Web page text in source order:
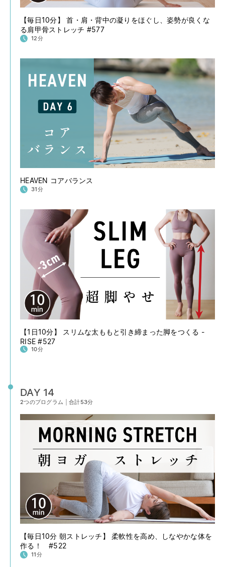
【毎日10分】 首・肩・背中の凝りをほぐし、姿勢が良くな
る肩甲骨ストレッチ #577
12分
HEAVEN コアバランス
31分
【1日10分】 スリムな太ももと引き締まった脚をつくる -
RISE #527
10分
DAY 14
2つのプログラム 合計53分
【毎日10分 朝ストレッチ】 柔軟性を高め、しなやかな体を
作る！ #522
11分